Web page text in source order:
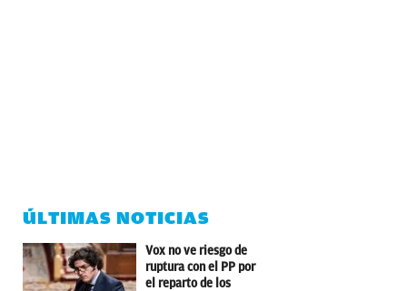
ÚLTIMAS NOTICIAS
Vox no ve riesgo de
ruptura con el PP por
el reparto de los